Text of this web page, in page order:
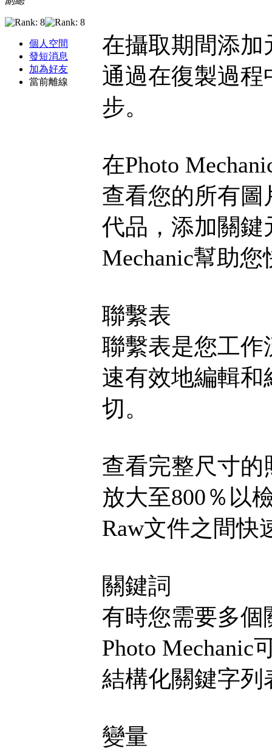
個人空間
發短消息
加為好友
當前離線
在攝取期間添加
通過在復製過
步。
在Photo
查看您的所有
代品，添加關鍵
Mechanic幫助
聯繫表
聯繫表是您工
速有效地編輯和
切。
查看完整尺寸的
放大至800％以
Raw文件之間快
關鍵詞
有時您需要多
Photo Mechanic
結構化關鍵字
變量